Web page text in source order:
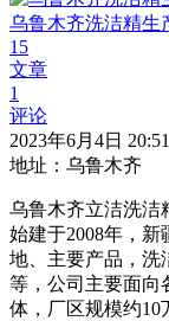
乌鲁木齐洗洁精生
15
文章
1
评论
2023年6月4日
地址： 乌鲁木齐
乌鲁木齐立洁洗洁
始建于2008年，
地、主要产品，洗
等，公司主要面向
体，厂区规模约10